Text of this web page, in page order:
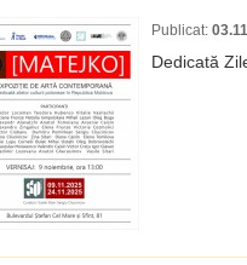
Publicat:
Dedicată